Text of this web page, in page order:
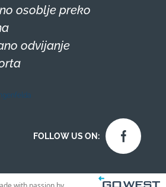
osoblje preko
odvijanje
FOLLOW US ON: